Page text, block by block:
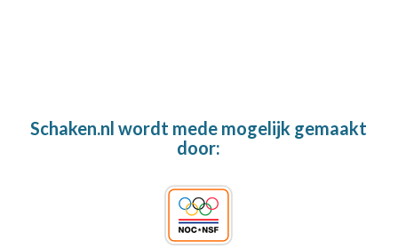
Schaken.nl wordt mede mogelijk gemaakt
door: